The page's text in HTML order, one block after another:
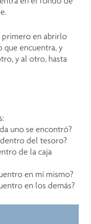
primero en abrirlo
que encuentra, y
y al otro, hasta
uno se encontró?
del tesoro?
de la caja
en mí mismo?
en los demás?